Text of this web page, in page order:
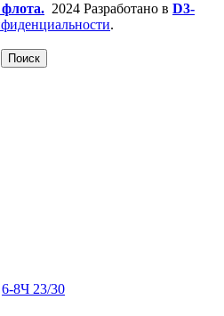
2024 Разработано в D3-
.
Поиск
6-8Ч 23/30